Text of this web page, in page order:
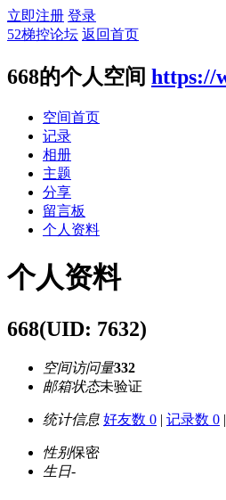
立即注册 登录
52梯控论坛 返回首页
668的个人空间 https://
空间首页
记录
相册
主题
分享
留言板
个人资料
个人资料
668(UID: 7632)
空间访问量332
邮箱状态未验证
统计信息 好友数 0 | 记录数 0 |
性别保密
生日-